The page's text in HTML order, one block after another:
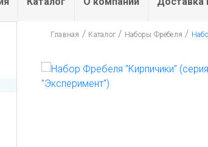
Главная / Каталог / Наборы Фрёбеля /